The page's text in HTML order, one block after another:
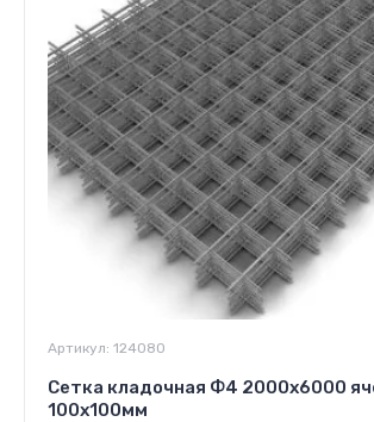
Артикул: 124080
Сетка кладочная Ф4 2000х6000
100х100мм